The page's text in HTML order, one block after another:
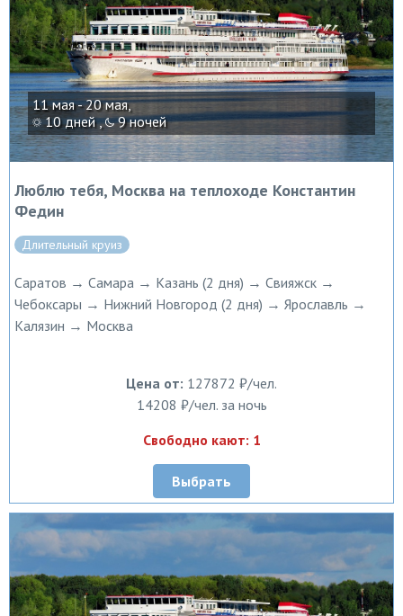
11 мая - 20 мая,
10 дней , 9 ночей
Люблю тебя, Москва на теплоходе Константин
Федин
Длительный круиз
Саратов → Самара → Казань (2 дня) → Свияжск →
Чебоксары → Нижний Новгород (2 дня) → Ярославль →
Калязин → Москва
Цена от: 127872 ₽/чел.
14208 ₽/чел. за ночь
Свободно кают: 1
Выбрать